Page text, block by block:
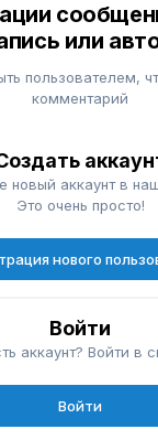
или
пользователем,
комментарий
новый аккаунт в
Это очень просто!
нового
Войти
аккаунт? Войти в
Войти